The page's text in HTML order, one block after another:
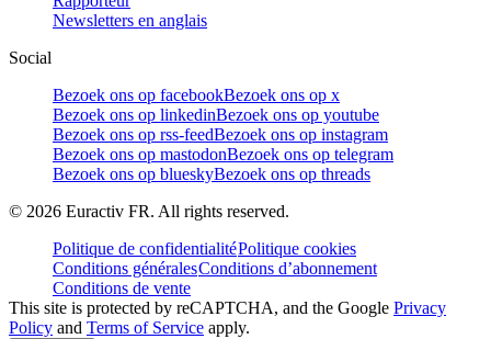
Newsletters en anglais
Social
Bezoek ons op facebookBezoek ons op x
Bezoek ons op linkedinBezoek ons op youtube
Bezoek ons op rss-feedBezoek ons op instagram
Bezoek ons op mastodonBezoek ons op telegram
Bezoek ons op blueskyBezoek ons op threads
© 2026 Euractiv FR. All rights reserved.
Politique de confidentialitéPolitique cookies
Conditions généralesConditions d’abonnement
Conditions de vente
This site is protected by reCAPTCHA, and the Google Privacy
Policy and Terms of Service apply.